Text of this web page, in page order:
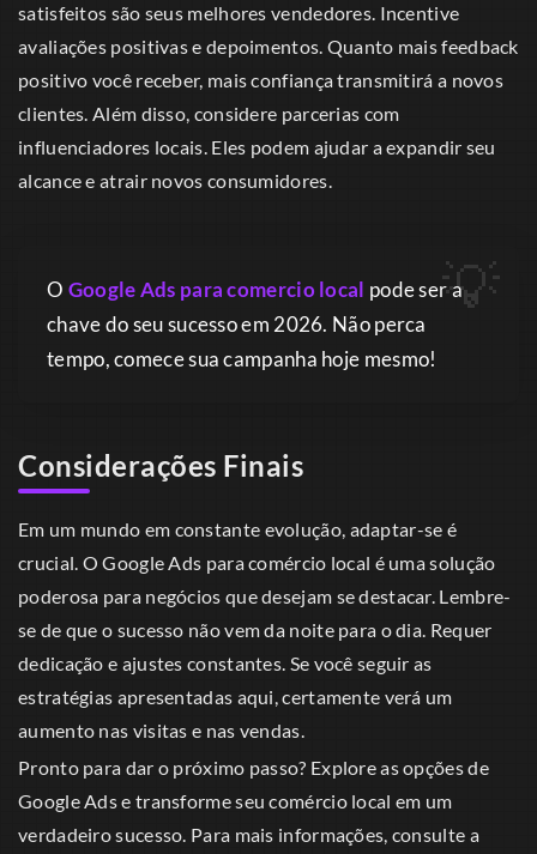
satisfeitos são seus melhores vendedores. Incentive
avaliações positivas e depoimentos. Quanto mais feedback
positivo você receber, mais confiança transmitirá a novos
clientes. Além disso, considere parcerias com
influenciadores locais. Eles podem ajudar a expandir seu
alcance e atrair novos consumidores.
O Google Ads para comercio local pode ser a
chave do seu sucesso em 2026. Não perca
tempo, comece sua campanha hoje mesmo!
Considerações Finais
Em um mundo em constante evolução, adaptar-se é
crucial. O Google Ads para comércio local é uma solução
poderosa para negócios que desejam se destacar. Lembre-
se de que o sucesso não vem da noite para o dia. Requer
dedicação e ajustes constantes. Se você seguir as
estratégias apresentadas aqui, certamente verá um
aumento nas visitas e nas vendas.
Pronto para dar o próximo passo? Explore as opções de
Google Ads e transforme seu comércio local em um
verdadeiro sucesso. Para mais informações, consulte a